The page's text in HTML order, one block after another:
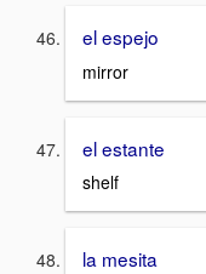
el espejo
mirror
el estante
shelf
la mesita